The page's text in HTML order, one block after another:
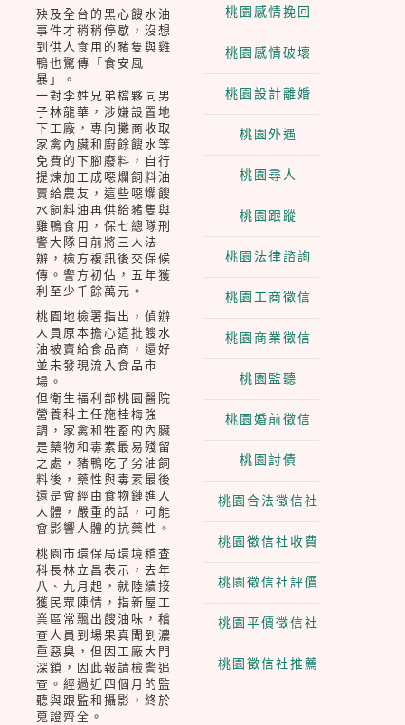
殃及全台的黑心餿水油
事件才稍稍停歇，沒想
到供人食用的豬隻與雞
鴨也驚傳「食安風
暴」。
一對李姓兄弟檔夥同男
子林龍華，涉嫌設置地
下工廠，專向攤商收取
家禽內臟和廚餘餿水等
免費的下腳廢料，自行
提煉加工成噁爛飼料油
賣給農友，這些噁爛餿
水飼料油再供給豬隻與
雞鴨食用，保七總隊刑
警大隊日前將三人法
辦，檢方複訊後交保候
傳。警方初估，五年獲
利至少千餘萬元。
桃園地檢署指出，偵辦
人員原本擔心這批餿水
油被賣給食品商，還好
並未發現流入食品市
場。
但衛生福利部桃園醫院
營養科主任施桂梅強
調，家禽和牲畜的內臟
是藥物和毒素最易殘留
之處，豬鴨吃了劣油飼
料後，藥性與毒素最後
還是會經由食物鏈進入
人體，嚴重的話，可能
會影響人體的抗藥性。
桃園市環保局環境稽查
科長林立昌表示，去年
八、九月起，就陸續接
獲民眾陳情，指新屋工
業區常飄出餿油味，稽
查人員到場果真聞到濃
重惡臭，但因工廠大門
深鎖，因此報請檢警追
查。經過近四個月的監
聽與跟監和攝影，終於
蒐證齊全。
桃園感情挽回
桃園感情破壞
桃園設計離婚
桃園外遇
桃園尋人
桃園跟蹤
桃園法律諮詢
桃園工商徵信
桃園商業徵信
桃園監聽
桃園婚前徵信
桃園討債
桃園合法徵信社
桃園徵信社收費
桃園徵信社評價
桃園平價徵信社
桃園徵信社推薦